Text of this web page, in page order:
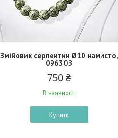
Змійовик серпентин Ø10 намисто,
0963ОЗ
750 ₴
В наявності
Купити